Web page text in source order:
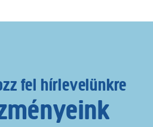
fel hírlevelünkre